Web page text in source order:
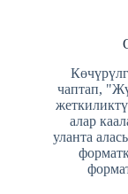
чаптап,
алар
уланта